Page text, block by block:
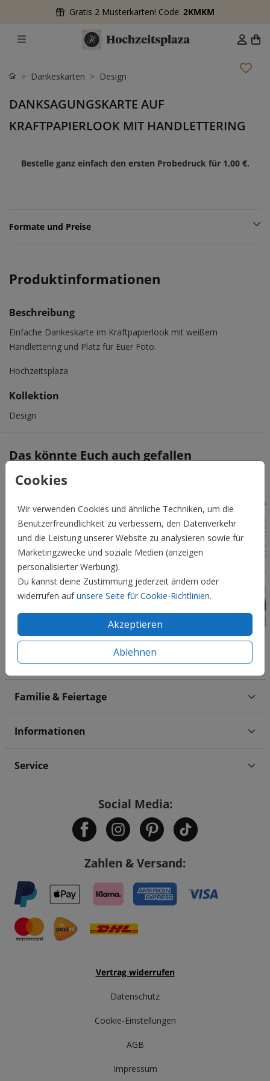
Gratis 2 Musterkarten! Code: 2KMKM
Cookies
Wir verwenden Cookies und ähnliche Techniken, um die
Benutzerfreundlichkeit zu verbessern, den Datenverkehr
und die Leistung unserer Website zu analysieren sowie für
Marketingzwecke und soziale Medien (anzeigen
personalisierter Werbung).
Du kannst deine Zustimmung jederzeit ändern oder
widerrufen aufunsere Seite für Cookie-Richtlinien.
Akzeptieren
Ablehnen
Dankeskarten Design
DANKSAGUNGSKARTE AUF
KRAFTPAPIERLOOK MIT HANDLETTERING
Bestelle ganz einfach den ersten Probedruck für 1,00 €.
Formate und Preise
Produktinformationen
Beschreibung
Einfache Dankeskarte im Kraftpapierlook mit weißem
Handlettering und Platz für Euer Foto.
Hochzeitsplaza
Kollektion
Design
Das könnte Euch auch gefallen
Hochzeit
Familie & Feiertage
Informationen
Service
Social Media:
Zahlen & Versand:
Vertrag widerrufen
Datenschutz
Cookie-Einstellungen
AGB
Impressum